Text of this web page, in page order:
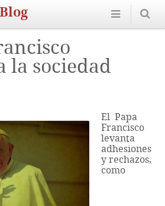
la sociedad
El Papa
Francisco
levanta
adhesiones
y rechazos,
como